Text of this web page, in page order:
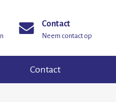
Contact
Neem contact op
Contact